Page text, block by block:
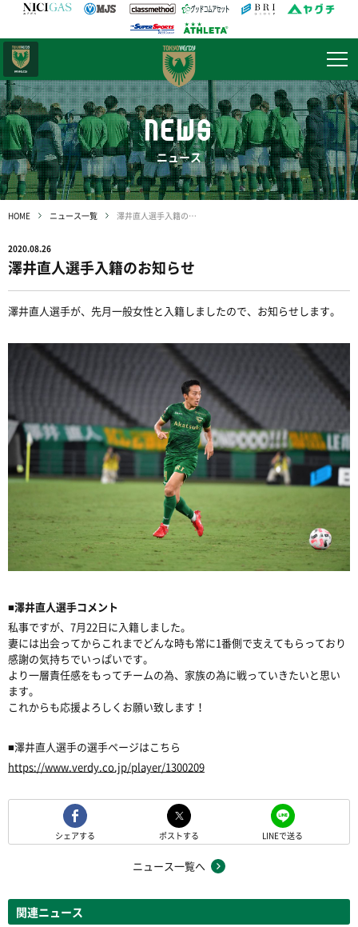
NEWS
ニュース
HOME ニュース一覧 澤井直人選手入籍のお知らせ
2020.08.26
澤井直人選手入籍のお知らせ
澤井直人選手が、先月一般女性と入籍しましたので、お知らせします。
■澤井直人選手コメント
私事ですが、7月22日に入籍しました。
妻には出会ってからこれまでどんな時も常に1番側で支えてもらっており
感謝の気持ちでいっぱいです。
より一層責任感をもってチームの為、家族の為に戦っていきたいと思い
ます。
これからも応援よろしくお願い致します！
■澤井直人選手の選手ページはこちら
https://www.verdy.co.jp/player/1300209
シェアする ポストする LINEで送る
ニュース一覧へ
関連ニュース